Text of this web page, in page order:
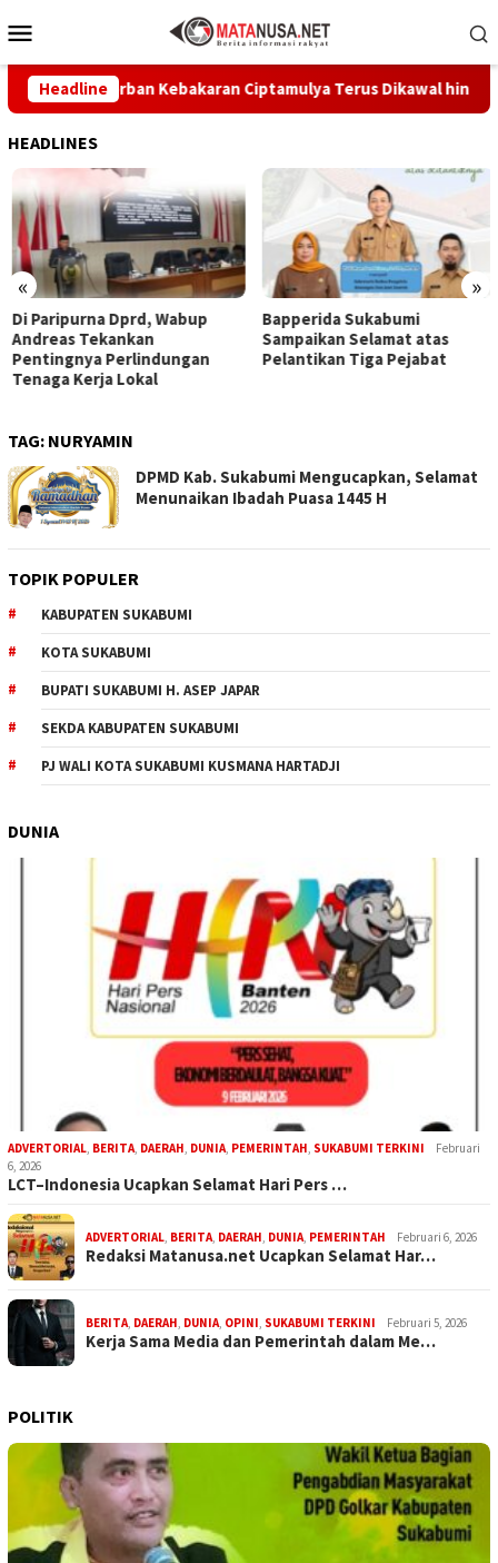
ke
Mobile
Headline
Korban Kebakaran Ciptamulya Terus Dikawal hingga Pulih
HEADLINES
« »
Di Paripurna Dprd, Wabup
Andreas Tekankan
Pentingnya Perlindungan
Tenaga Kerja Lokal
Bapperida Sukabumi
Sampaikan Selamat atas
Pelantikan Tiga Pejabat
TAG: NURYAMIN
DPMD Kab. Sukabumi Mengucapkan, Selamat
Menunaikan Ibadah Puasa 1445 H
TOPIK POPULER
KABUPATEN SUKABUMI
KOTA SUKABUMI
BUPATI SUKABUMI H. ASEP JAPAR
SEKDA KABUPATEN SUKABUMI
PJ WALI KOTA SUKABUMI KUSMANA HARTADJI
DUNIA
ADVERTORIAL, BERITA, DAERAH, DUNIA, PEMERINTAH, SUKABUMI TERKINI
Februari
6, 2026
LCT–Indonesia Ucapkan Selamat Hari Pers …
ADVERTORIAL, BERITA, DAERAH, DUNIA, PEMERINTAH Februari 6, 2026
Redaksi Matanusa.net Ucapkan Selamat Har…
BERITA, DAERAH, DUNIA, OPINI, SUKABUMI TERKINI Februari 5, 2026
Kerja Sama Media dan Pemerintah dalam Me…
POLITIK